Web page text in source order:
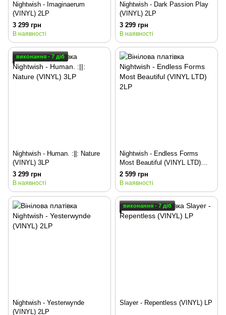
Nightwish - Imaginaerum
(VINYL) 2LP
3 299 грн
В наявності
Nightwish - Dark Passion Play
(VINYL) 2LP
3 299 грн
В наявності
виконання - 7 діб
Nightwish - Human. :||: Nature
(VINYL) 3LP
3 299 грн
В наявності
Nightwish - Endless Forms
Most Beautiful (VINYL LTD)
2LP
2 599 грн
В наявності
Nightwish - Yesterwynde
(VINYL) 2LP
виконання - 7 діб
Slayer - Repentless (VINYL) LP